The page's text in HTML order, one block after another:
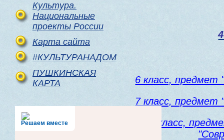
Культура.
Национальные
проекты России
Карта сайта
#КУЛЬТУРАНАДОМ
ПУШКИНСКАЯ
КАРТА
Решаем вместе
6 класс, предмет
7 класс, предмет
8 класс,